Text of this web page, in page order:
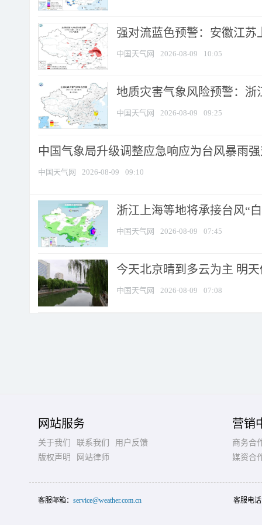
强对流蓝色预警：安徽江苏
中国天气网 2026-08-09 10:05
地质灾害气象风险预警：浙
中国天气网 2026-08-09 09:25
中国气象局升级调整应急响应为台风暴雨
中国天气网 2026-08-09 09:10
浙江上海等地将承接台风“
中国天气网 2026-08-09 07:45
今天北京晴到多云为主 明
中国天气网 2026-08-09 07:08
网站服务
关于我们 联系我们
用户反馈
版权声明
网站律师
营销
商务合
媒资合
客服邮箱： service@weather.com.cn 客服电